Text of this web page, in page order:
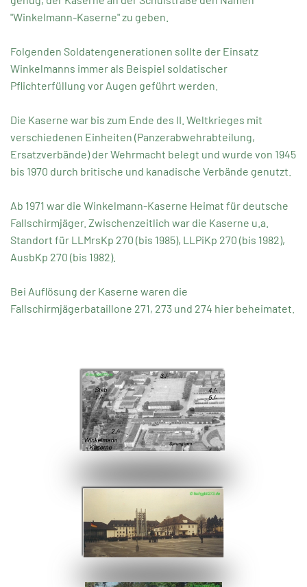
"Winkelmann-Kaserne" zu geben.
Folgenden Soldatengenerationen sollte der Einsatz
Winkelmanns immer als Beispiel soldatischer
Pflichterfüllung vor Augen geführt werden.
Die Kaserne war bis zum Ende des II. Weltkrieges mit
verschiedenen Einheiten (Panzerabwehrabteilung,
Ersatzverbände) der Wehrmacht belegt und wurde von 1945
bis 1970 durch britische und kanadische Verbände genutzt.
Ab 1971 war die Winkelmann-Kaserne Heimat für deutsche
Fallschirmjäger. Zwischenzeitlich war die Kaserne u.a.
Standort für LLMrsKp 270 (bis 1985), LLPiKp 270 (bis 1982),
AusbKp 270 (bis 1982).
Bei Auflösung der Kaserne waren die
Fallschirmjägerbataillone 271, 273 und 274 hier beheimatet.